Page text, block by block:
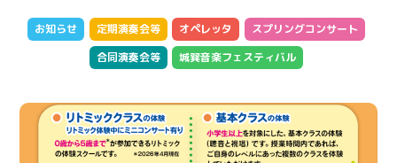
お知らせ 定期演奏会等 オペレッタ
スプリングコンサート
合同演奏会等
城巽音楽フェスティバル